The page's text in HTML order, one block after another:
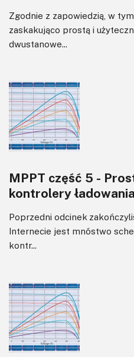
Zgodnie z zapowiedzią, w
zaskakująco prostą i
dwustanowe...
MPPT część 5 -
kontrolery ładowania
Poprzedni odcinek
Internecie jest mnóstwo
kontr...